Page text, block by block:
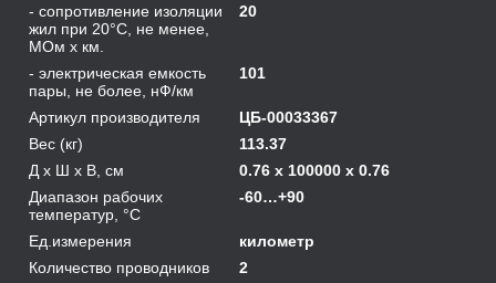
- сопротивление изоляции
жил при 20°C, не менее,
МОм х км.
20
- электрическая емкость
пары, не более, нФ/км
101
Артикул производителя
ЦБ-00033367
Вес (кг)
113.37
Д х Ш х В, см
0.76 x 100000 x 0.76
Диапазон рабочих
температур, °С
-60…+90
Ед.измерения
километр
Количество проводников
2